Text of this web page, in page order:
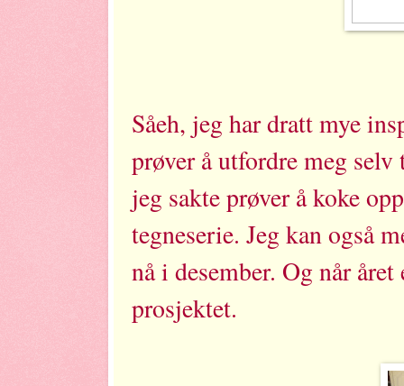
Såeh, jeg har dratt mye
prøver å utfordre meg
jeg sakte prøver å koke
tegneserie. Jeg kan også
nå i desember. Og når
prosjektet.